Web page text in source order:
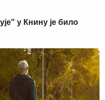
у Книну је било